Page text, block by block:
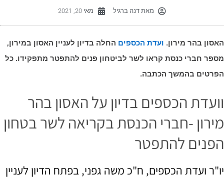
מאתדנה ברגיל מאי 20, 2021
בהר מירון.ועדת הכספיםהחלה בדיון לעניין האסון במירון,
חברי כנסת קראו לשר לביטחון פנים להתפטר מתפקידו. כל
בהמשך הכתבה.
הכספים בדיון על האסון בהר
-חברי הכנסת בקריאה לשר בטחון
להתפטר
ועדת הכספים, ח"כ משה גפני, בפתח הדיון לעניין